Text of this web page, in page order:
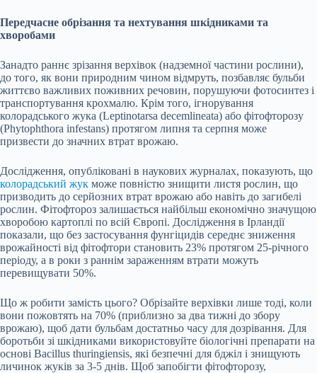
Передчасне обрізання та нехтування шкідниками та
хворобами
Занадто раннє зрізання верхівок (надземної частини рослини),
до того, як вони природним чином відмруть, позбавляє бульби
життєво важливих поживних речовин, порушуючи фотосинтез і
транспортування крохмалю. Крім того, ігнорування
колорадського жука (Leptinotarsa decemlineata) або фітофторозу
(Phytophthora infestans) протягом липня та серпня може
призвести до значних втрат врожаю.
Дослідження, опубліковані в наукових журналах, показують, що
колорадський жук може повністю знищити листя рослин, що
призводить до серйозних втрат врожаю або навіть до загибелі
рослин. Фітофтороз залишається найбільш економічно значущою
хворобою картоплі по всій Європі. Дослідження в Ірландії
показали, що без застосування фунгіцидів середнє зниження
врожайності від фітофтори становить 23% протягом 25-річного
періоду, а в роки з раннім зараженням втрати можуть
перевищувати 50%.
Що ж робити замість цього? Обрізайте верхівки лише тоді, коли
вони пожовтять на 70% (приблизно за два тижні до збору
врожаю), щоб дати бульбам достатньо часу для дозрівання. Для
боротьби зі шкідниками використовуйте біологічні препарати на
основі Bacillus thuringiensis, які безпечні для бджіл і знищують
личинок жуків за 3-5 днів. Щоб запобігти фітофторозу,